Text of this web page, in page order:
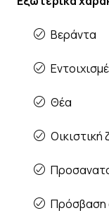
Βεράντα
Θέα
Οικιστική
Πρόσβαση